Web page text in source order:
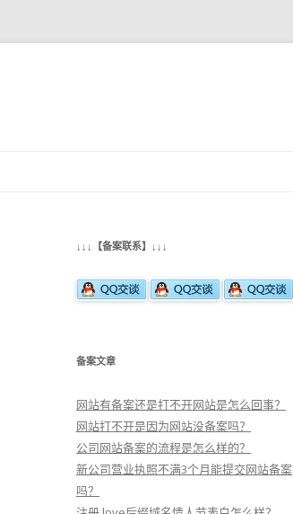
↓↓↓【备案联系】↓↓↓
备案文章
网站有备案还是打不开网站是怎么回事？
网站打不开是因为网站没备案吗？
公司网站备案的流程是怎么样的？
新公司营业执照不满3个月能提交网站备案
吗？